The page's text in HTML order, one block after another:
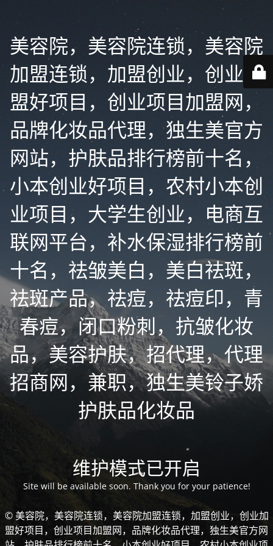
美容院，美容院连锁，美容院
加盟连锁，加盟创业，创业加
盟好项目，创业项目加盟网，
品牌化妆品代理，独生美官方
网站，护肤品排行榜前十名，
小本创业好项目，农村小本创
业项目，大学生创业，电商互
联网平台，补水保湿排行榜前
十名，祛皱美白，美白祛斑，
祛斑产品，祛痘，祛痘印，青
春痘，闭口粉刺，抗皱化妆
品，美容护肤，招代理，代理
招商网，兼职，独生美铃子娇
护肤品化妆品
维护模式已开启
Site will be available soon. Thank you for your patience!
© 美容院，美容院连锁，美容院加盟连锁，加盟创业，创业加
盟好项目，创业项目加盟网，品牌化妆品代理，独生美官方网